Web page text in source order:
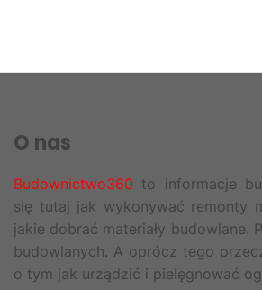
O nas
Budownictwo360 to informacje
się tutaj jak wykonywać remonty
jakie dobrać materiały budowlane.
budowlanych. A oprócz tego
o tym jak urządzić i pielęgnować